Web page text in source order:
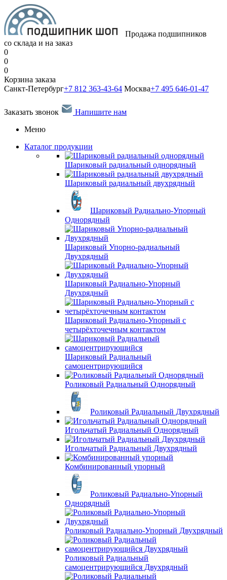
Продажа подшипников
со склада и на заказ
0
0
0
Корзина заказа
Санкт-Петербург+7 812 363-43-64 Москва+7 495 646-01-47
Заказать звонок
Напишите нам
Меню
Каталог продукции
Шариковый радиальный однорядный
Шариковый радиальный двухрядный
Шариковый Радиально-Упорный
Однорядный
Шариковый Упорно-радиальный
Двухрядный
Шариковый Радиально-Упорный
Двухрядный
Шариковый Радиально-Упорный с
четырёхточечным контактом
Шариковый Радиальный
самоцентрирующийся
Роликовый Радиальный Однорядный
Роликовый Радиальный Двухрядный
Игольчатый Радиальный Однорядный
Игольчатый Радиальный Двухрядный
Комбинированный упорный
Роликовый Радиально-Упорный
Однорядный
Роликовый Радиально-Упорный Двухрядный
Роликовый Радиальный
самоцентрирующийся Двухрядный